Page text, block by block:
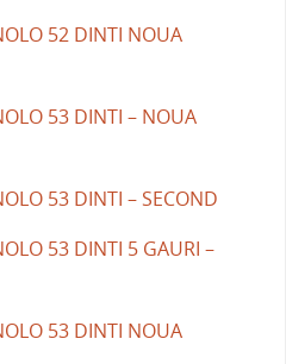
52 DINTI NOUA
53 DINTI – NOUA
53 DINTI – SECOND
53 DINTI 5 GAURI –
53 DINTI NOUA